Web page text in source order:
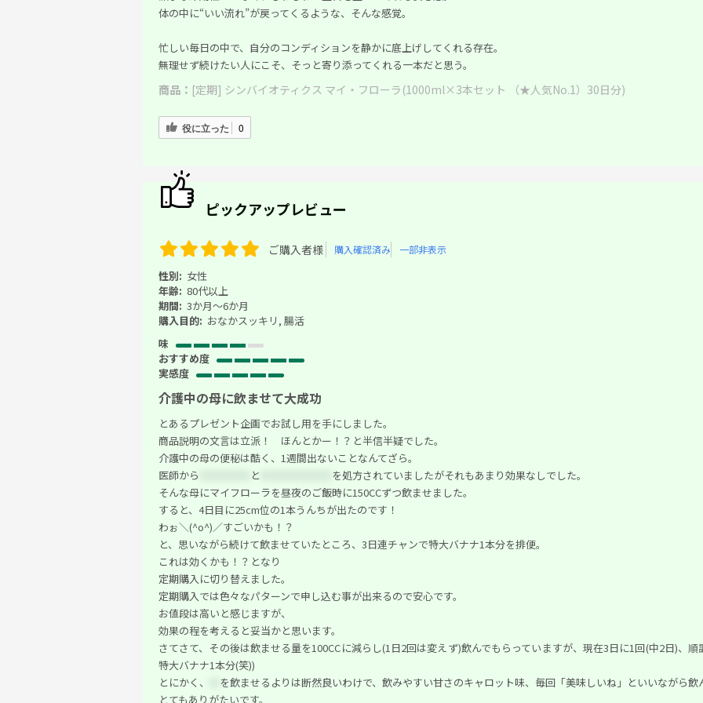
体の中に“いい流れ”が戻ってくるような、そんな感覚。
忙しい毎日の中で、自分のコンディションを静かに底上げしてくれる存在。
無理せず続けたい人にこそ、そっと寄り添ってくれる一本だと思う。
商品： [定期] シンバイオティクス マイ・フローラ(1000ml×3本セット （★人気No.1）30日分)
役に立った 0
ピックアップレビュー
ご購入者様 購入確認済み 一部非表示
性別: 女性
年齢: 80代以上
期間: 3か月～6か月
購入目的: おなかスッキリ, 腸活
味
おすすめ度
実感度
介護中の母に飲ませて大成功
とあるプレゼント企画でお試し用を手にしました。
商品説明の文言は立派！ ほんとかー！？と半信半疑でした。
介護中の母の便秘は酷く、1週間出ないことなんてざら。
医師から
と
を処方されていましたがそれもあまり効果なしでした。
そんな母にマイフローラを昼夜のご飯時に150CCずつ飲ませました。
すると、4日目に25cm位の1本うんちが出たのです！
わぉ＼(^o^)／すごいかも！？
と、思いながら続けて飲ませていたところ、3日連チャンで特大バナナ1本分を排便。
これは効くかも！？となり
定期購入に切り替えました。
定期購入では色々なパターンで申し込む事が出来るので安心です。
お値段は高いと感じますが、
効果の程を考えると妥当かと思います。
さてさて、その後は飲ませる量を100CCに減らし(1日2回は変えず)飲んでもらっていますが、現在3日に1回(中2日)、
特大バナナ1本分(笑))
とにかく、
を飲ませるよりは断然良いわけで、飲みやすい甘さのキャロット味、毎回「美味しいね」といいながら飲
とてもありがたいです。